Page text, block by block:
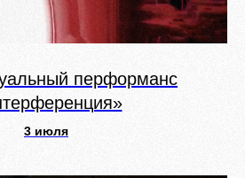
перформанс
3 июля